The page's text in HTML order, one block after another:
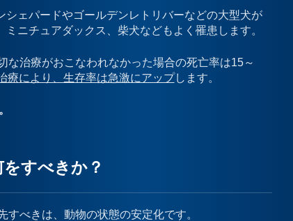
ェパードやゴールデンレトリバーなどの大型犬が
ニチュアダックス、柴犬などもよく罹患します。
治療がおこなわれなかった場合の死亡率は15～
療により、生存率は急激にアップします。
すべきか？
べきは、動物の状態の安定化です。